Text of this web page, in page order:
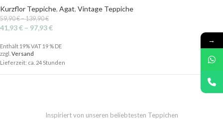
Kurzflor Teppiche, Agat, Vintage Teppiche
59,90€–139,90€
41,93€ – 97,93€
Enthält 19% VAT 19 % DE
zzgl. Versand
Lieferzeit: ca. 24 Stunden
Inspiriert von unseren beliebtesten Teppichen
→